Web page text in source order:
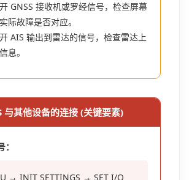
GNSS 接收机或罗经信号，检查屏幕
际故障是否对应。
AIS 输出到雷达的信号，检查雷达上
息。
与其他设备的连接 (关键要素)
→ INIT SETTINGS → SET I/O